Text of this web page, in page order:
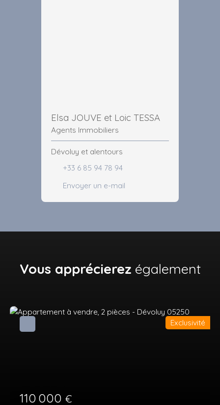
Elsa JOUVE et Loic TESSA
Agents Immobiliers
Dévoluy et alentours
+33 6 85 94 78 94
Envoyer un e-mail
Vous apprécierez également
110 000 €
Exclusivité